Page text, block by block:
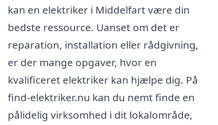
kan en elektriker i Middelfart være din
bedste ressource. Uanset om det er
reparation, installation eller rådgivning,
er der mange opgaver, hvor en
kvalificeret elektriker kan hjælpe dig. På
find-elektriker.nu kan du nemt finde en
pålidelig virksomhed i dit lokalområde,